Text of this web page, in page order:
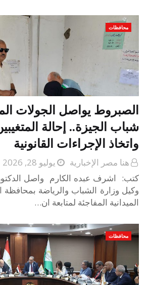
محافظات
الصبروط يواصل الجولات
شباب الجيزة.. إحالة
واتخاذ الإجراءات القانونية
هنا مصر الإخبارية
يوليو 28, 2026
كتب: اشرف عبده الكارم واصل
وكيل وزارة الشباب والرياضة بمحافظة
الميدانية المفاجئة لمتابعة ان…
محافظات